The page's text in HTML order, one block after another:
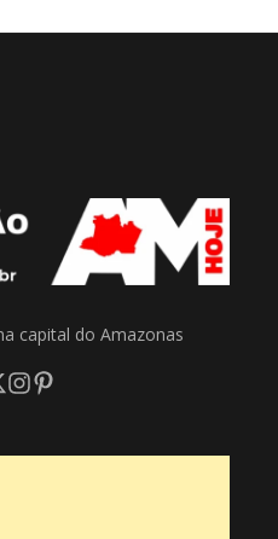
capital do Amazonas